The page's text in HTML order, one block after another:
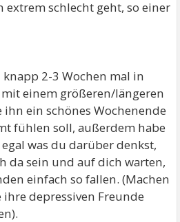
extrem schlecht geht, so einer
2-3 Wochen mal in
einem größeren/längeren
ein schönes Wochenende
fühlen soll, außerdem habe
was du darüber denkst,
da sein und auf dich warten,
einfach so fallen. (Machen
depressiven Freunde